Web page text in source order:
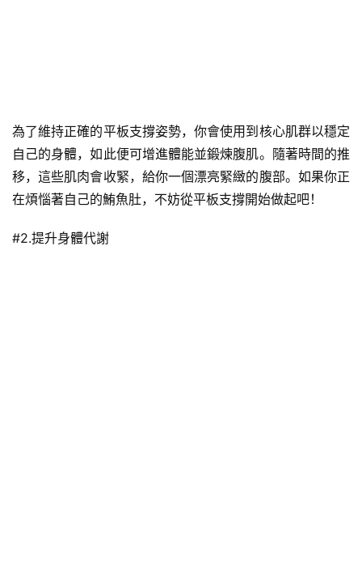
為了維持正確的平板支撐姿勢，你會使用到核心肌群以穩定
自己的身體，如此便可增進體能並鍛煉腹肌。隨著時間的推
移，這些肌肉會收緊，給你一個漂亮緊緻的腹部。如果你正
在煩惱著自己的鮪魚肚，不妨從平板支撐開始做起吧！
#2.提升身體代謝